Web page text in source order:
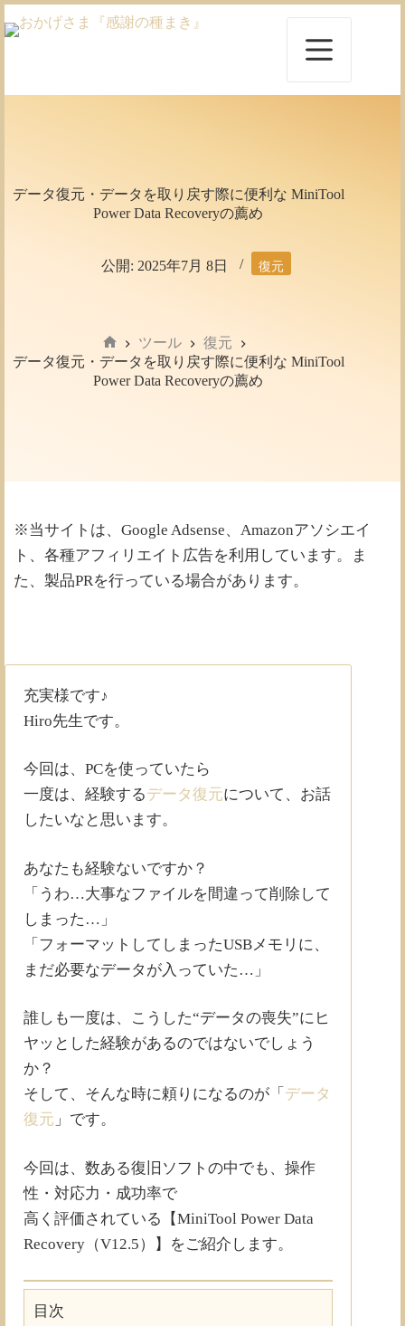
ン
データ復元・データを取り戻す際に便利な MiniTool
Power Data Recoveryの薦め
公開: 2025年7月 8日 復元
ホ
ー
ツール
復元
データ復元・データを取り戻す際に便利な MiniTool
Power Data Recoveryの薦め
※当サイトは、Google Adsense、Amazonアソシエイ
ト、各種アフィリエイト広告を利用しています。ま
た、製品PRを行っている場合があります。
充実様です♪
Hiro先生です。
今回は、PCを使っていたら
一度は、経験するデータ復元について、お話
したいなと思います。
あなたも経験ないですか？
「うわ…大事なファイルを間違って削除して
しまった…」
「フォーマットしてしまったUSBメモリに、
まだ必要なデータが入っていた…」
誰しも一度は、こうした“データの喪失”にヒ
ヤッとした経験があるのではないでしょう
か？
そして、そんな時に頼りになるのが「 データ
復元 」です。
今回は、数ある復旧ソフトの中でも、操作
性・対応力・成功率で
高く評価されている【MiniTool Power Data
Recovery（V12.5）】をご紹介します。
目次